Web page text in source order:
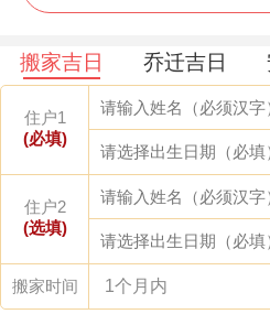
2026年01月10日 ，星期
乙巳年己丑月甲申日。
除十二神为危日。
搬家吉日 乔迁吉日
住户1
(必填)
住户2
(选填)
搬家时间